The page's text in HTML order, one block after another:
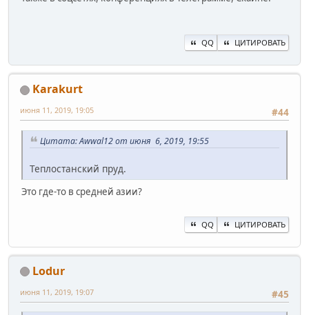
QQ ЦИТИРОВАТЬ
Karakurt
#44
июня 11, 2019, 19:05
Цитата: Awwal12 от июня 6, 2019, 19:55
Теплостанский пруд.
Это где-то в средней азии?
QQ ЦИТИРОВАТЬ
Lodur
#45
июня 11, 2019, 19:07